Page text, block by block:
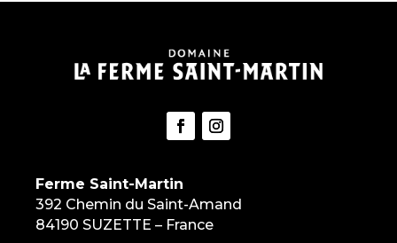
Ferme Saint-Martin
392 Chemin du Saint-Amand
84190 SUZETTE – France